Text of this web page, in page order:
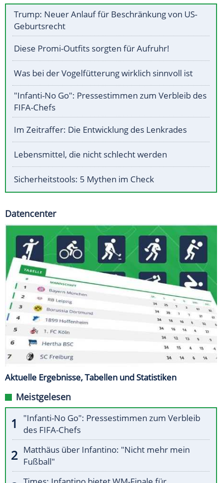
Trump: Neuer Anlauf für Beschränkung von US-
Geburtsrecht
Diese Promi-Outfits sorgten für Aufruhr!
Was bei der Vogelfütterung wirklich sinnvoll ist
"Infanti-No Go": Pressestimmen zum Verbleib des
FIFA-Chefs
Im Zeitraffer: Die Entwicklung des Lenkrades
Lebensmittel, die nicht schlecht werden
Sicherheitstools: 5 Mythen im Check
Datencenter
Aktuelle Ergebnisse, Tabellen und Statistiken
Meistgelesen
"Infanti-No Go": Pressestimmen zum Verbleib
des FIFA-Chefs
Matthäus über Infantino: "Nicht mehr mein
Fußball"